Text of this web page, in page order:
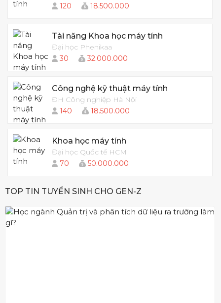
120 18.500.000
Tài năng Khoa học máy tính
Đại học Phenikaa
30
32.000.000
Công nghệ kỹ thuật máy tính
ĐH Công nghiệp Hà Nội
140
18.500.000
Khoa học máy tính
Đại học Quốc tế HCM
70
50.000.000
TOP TIN TUYỂN SINH CHO GEN-Z